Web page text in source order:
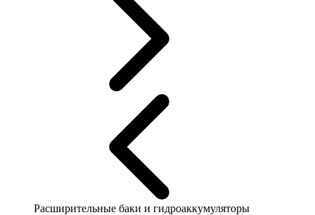
Расширительные баки и гидроаккумуляторы